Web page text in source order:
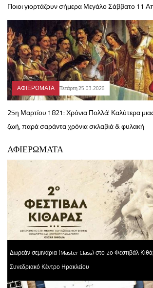
Ποιοι γιορτάζουν σήμερα Μεγάλο Σάββατο 11
ΑΦΙΕΡΩΜΑΤΑ Τετάρτη 25.03.2026
25η Μαρτίου 1821: Χρόνια Πολλά! Καλύτερα
ζωή, παρά σαράντα χρόνια σκλαβιά & φυλακή
ΑΦΙΕΡΩΜΑΤΑ
Δωρεάν σεμινάρια (Master Class) στο 2ο Φεστιβάλ
Συνεδριακό Κέντρο Ηρακλείου